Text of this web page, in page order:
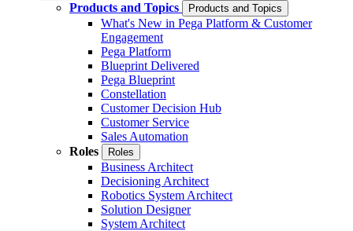
Products and Topics Products and Topics
What's New in Pega Platform & Customer
Engagement
Pega Platform
Blueprint Delivered
Pega Blueprint
Constellation
Customer Decision Hub
Customer Service
Sales Automation
Roles
Roles
Business Architect
Decisioning Architect
Robotics System Architect
Solution Designer
System Architect